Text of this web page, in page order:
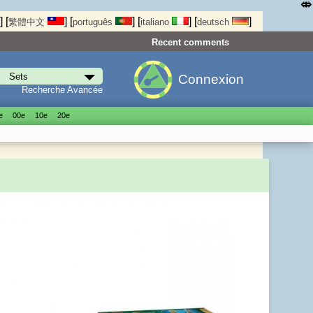
] [繁體中文 ] [português ] [italiano ] [deutsch ]
Recent comments
Recherche Avancée
Connexion
00е 10е 20е
⤄